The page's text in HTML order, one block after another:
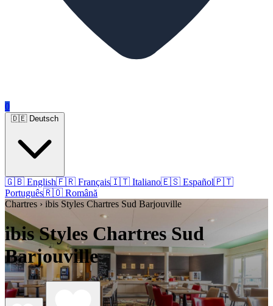
0
🇬🇧 English🇫🇷 Français🇮🇹 Italiano🇪🇸 Español🇵🇹
Português🇷🇴 Română
Chartres › ibis Styles Chartres Sud Barjouville
ibis Styles Chartres Sud
Barjouville